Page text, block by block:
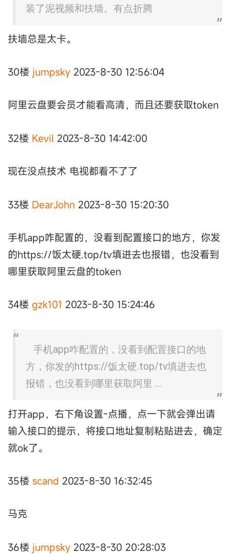
装了泥视频和扶墙。有点折腾
扶墙总是太卡。
30楼 jumpsky 2023-8-30 12:56:04
阿里云盘要会员才能看高清，而且还要获取token
32楼 Kevil 2023-8-30 14:42:00
现在没点技术 电视都看不了了
33楼 DearJohn 2023-8-30 15:20:30
手机app咋配置的，没看到配置接口的地方，你发
的https://饭太硬.top/tv填进去也报错，也没看到
哪里获取阿里云盘的token
34楼 gzk101 2023-8-30 15:24:46
手机app咋配置的，没看到配置接口的地
方，你发的https://饭太硬.top/tv填进去也
报错，也没看到哪里获取阿里 ...
打开app，右下角设置-点播，点一下就会弹出请
输入接口的提示，将接口地址复制粘贴进去，确定
就ok了。
35楼 scand 2023-8-30 16:32:45
马克
36楼 jumpsky 2023-8-30 20:28:03